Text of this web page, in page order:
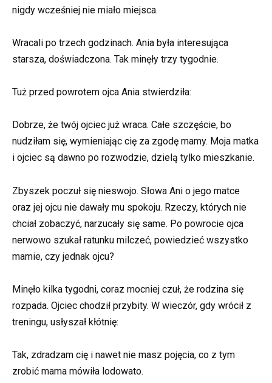
nigdy wcześniej nie miało miejsca.
Wracali po trzech godzinach. Ania była interesująca
starsza, doświadczona. Tak minęły trzy tygodnie.
Tuż przed powrotem ojca Ania stwierdziła:
Dobrze, że twój ojciec już wraca. Całe szczęście, bo
nudziłam się, wymieniając cię za zgodę mamy. Moja matka
i ojciec są dawno po rozwodzie, dzielą tylko mieszkanie.
Zbyszek poczuł się nieswojo. Słowa Ani o jego matce
oraz jej ojcu nie dawały mu spokoju. Rzeczy, których nie
chciał zobaczyć, narzucały się same. Po powrocie ojca
nerwowo szukał ratunku milczeć, powiedzieć wszystko
mamie, czy jednak ojcu?
Minęło kilka tygodni, coraz mocniej czuł, że rodzina się
rozpada. Ojciec chodził przybity. W wieczór, gdy wrócił z
treningu, usłyszał kłótnię:
Tak, zdradzam cię i nawet nie masz pojęcia, co z tym
zrobić mama mówiła lodowato.